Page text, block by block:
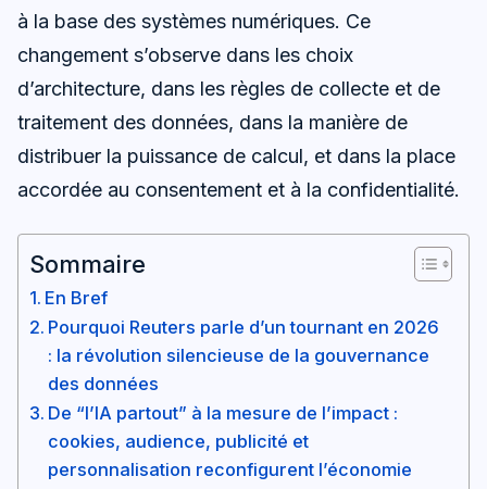
à la base des systèmes numériques. Ce
changement s’observe dans les choix
d’architecture, dans les règles de collecte et de
traitement des données, dans la manière de
distribuer la puissance de calcul, et dans la place
accordée au consentement et à la confidentialité.
Sommaire
En Bref
Pourquoi Reuters parle d’un tournant en 2026
: la révolution silencieuse de la gouvernance
des données
De “l’IA partout” à la mesure de l’impact :
cookies, audience, publicité et
personnalisation reconfigurent l’économie